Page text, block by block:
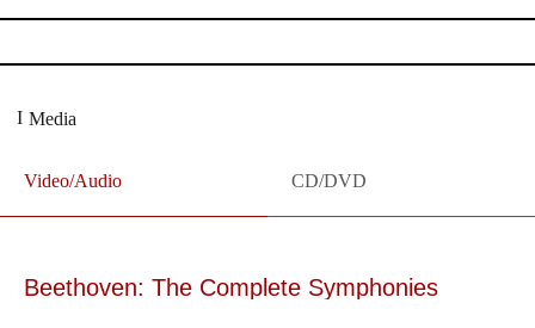
Media
Video/Audio CD/DVD
Beethoven: The Complete Symphonies